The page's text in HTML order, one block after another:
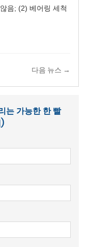
음; (2) 베어링 세척
다음 뉴스 →
는 가능한 한 빨